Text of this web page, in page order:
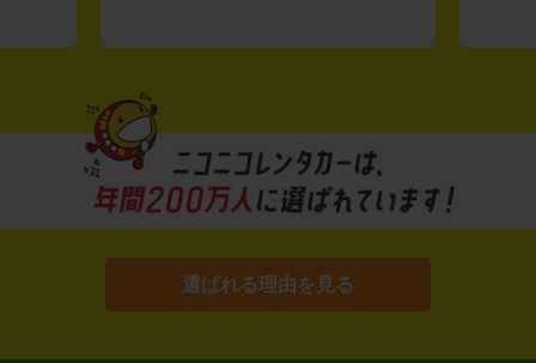
選ばれる理由を見る